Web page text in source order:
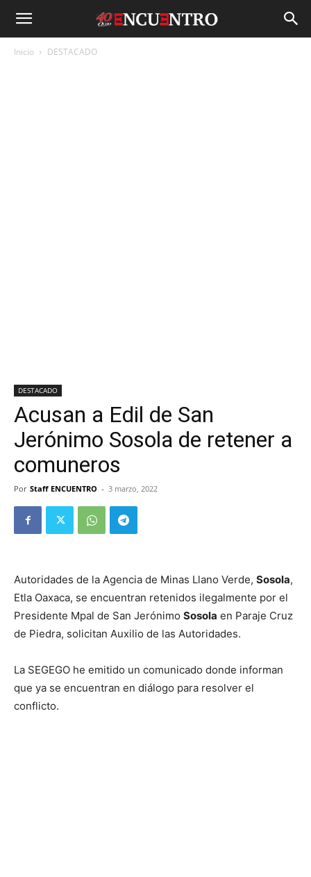
Inicio DESTACADO
DESTACADO
Acusan a Edil de San
Jerónimo Sosola de retener a
comuneros
Por Staff ENCUENTRO - 3 marzo, 2022
Autoridades de la Agencia de Minas Llano Verde, Sosola,
Etla Oaxaca, se encuentran retenidos ilegalmente por el
Presidente Mpal de San Jerónimo Sosola en Paraje Cruz
de Piedra, solicitan Auxilio de las Autoridades.
La SEGEGO he emitido un comunicado donde informan
que ya se encuentran en diálogo para resolver el
conflicto.